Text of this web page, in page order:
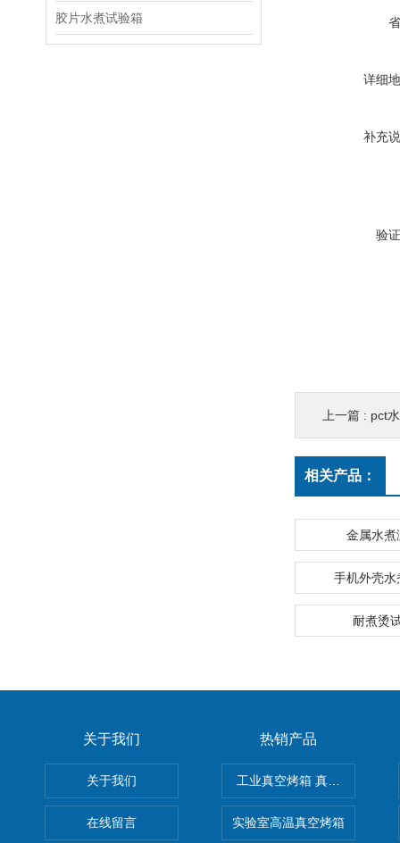
胶片水煮试验箱
详细
补充
验
上一篇 : pct
相关产品：
金属水煮
手机外壳水
耐煮烫
关于我们
关于我们
在线留言
热销产品
工业真空烤箱 真空烘箱
实验室高温真空烤箱